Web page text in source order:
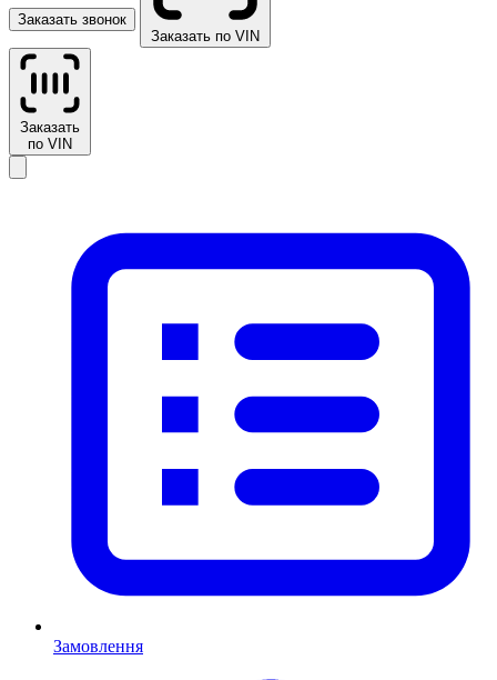
Заказать звонок
Заказать по VIN
Заказать
по VIN
Замовлення